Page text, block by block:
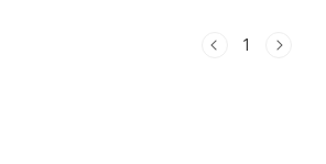
은 약 9700만원이며, 비트코인 시세가 1억1000만
1